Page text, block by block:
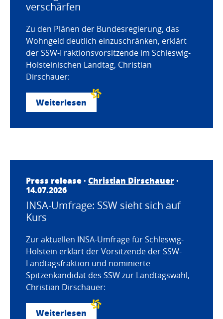
verschärfen
Zu den Plänen der Bundesregierung, das
Wohngeld deutlich einzuschränken, erklärt
der SSW-Fraktionsvorsitzende im Schleswig-
Holsteinischen Landtag, Christian
Dirschauer:
Weiterlesen
Press release · Christian Dirschauer·
14.07.2026
INSA-Umfrage: SSW sieht sich auf
Kurs
Zur aktuellen INSA-Umfrage für Schleswig-
Holstein erklärt der Vorsitzende der SSW-
Landtagsfraktion und nominierte
Spitzenkandidat des SSW zur Landtagswahl,
Christian Dirschauer:
Weiterlesen